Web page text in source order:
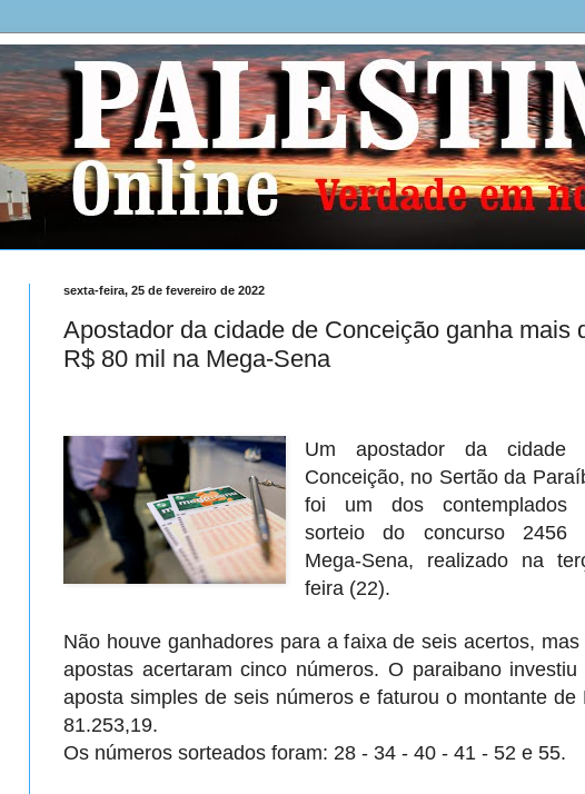
sexta-feira, 25 de fevereiro de 2022
Apostador da cidade de Conceição ganha mais
R$ 80 mil na Mega-Sena
Um apostador da cidade
Conceição, no Sertão da
foi um dos contemplados
sorteio do concurso 2456
Mega-Sena, realizado na
feira (22).
Não houve ganhadores para a faixa de seis acertos, mas
apostas acertaram cinco números. O paraibano investiu
aposta simples de seis números e faturou o montante de
81.253,19.
Os números sorteados foram: 28 - 34 - 40 - 41 - 52 e 55.